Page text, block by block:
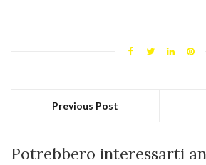
Previous Post
Potrebbero interessarti